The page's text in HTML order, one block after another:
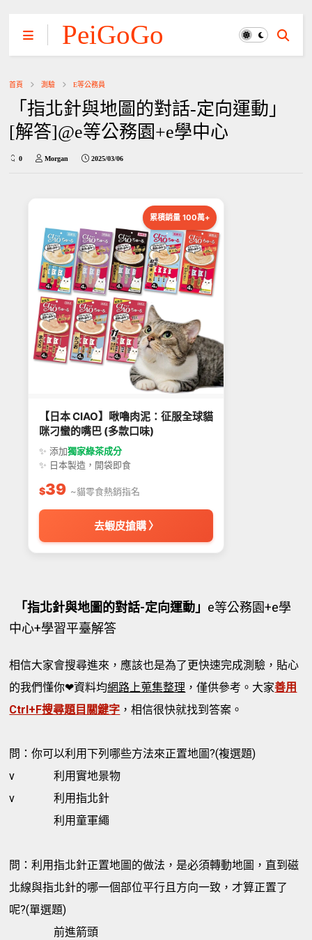
PeiGoGo
首頁 測驗 E等公務員
「指北針與地圖的對話-定向運動」
[解答]@e等公務園+e學中心
0 Morgan 2025/03/06
累積銷量 100萬+
【日本 CIAO】啾嚕肉泥：征服全球貓
咪刁蠻的嘴巴 (多款口味)
✨ 添加獨家綠茶成分
✨ 日本製造，開袋即食
$39 ~貓零食熱銷指名
去蝦皮搶購 〉
「指北針與地圖的對話-定向運動」 e等公務園+e學
中心+學習平臺解答
相信大家會搜尋進來，應該也是為了更快速完成測驗，貼心
的我們懂你❤資料均網路上蒐集整理 ，僅供參考。大家善用
Ctrl+F搜尋題目關鍵字 ，相信很快就找到答案。
問：你可以利用下列哪些方法來正置地圖?(複選題)
v
利用實地景物
v
利用指北針
利用童軍繩
問：利用指北針正置地圖的做法，是必須轉動地圖，直到磁
北線與指北針的哪一個部位平行且方向一致，才算正置了
呢?(單選題)
前進箭頭